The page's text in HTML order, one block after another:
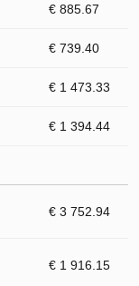
€ 885.67
€ 739.40
€ 1 473.33
€ 1 394.44
€ 3 752.94
€ 1 916.15